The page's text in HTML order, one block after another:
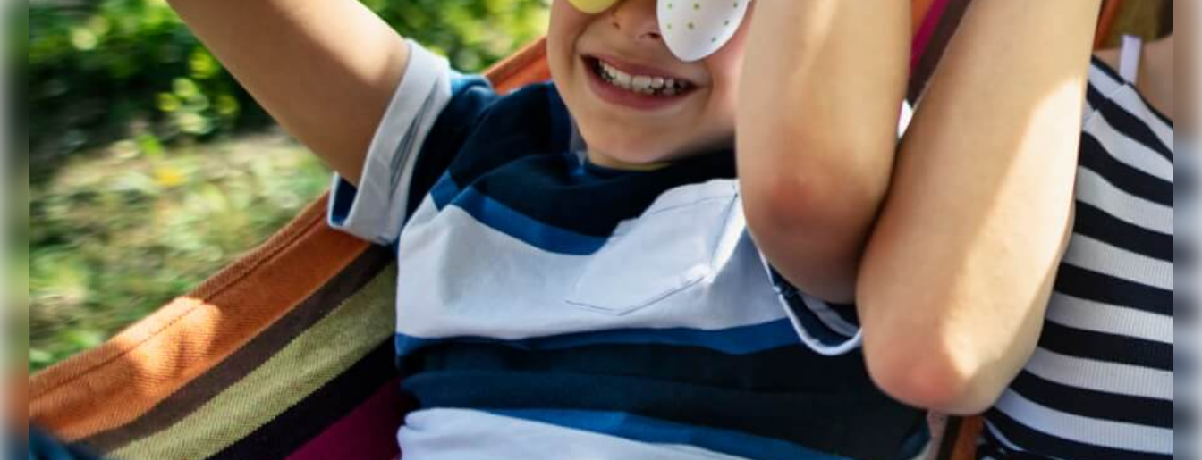
Herbstferien 2025
Faschingsferien 2026
Osterferien 2026
Pfingstferien 2026
Sommerferien 2026